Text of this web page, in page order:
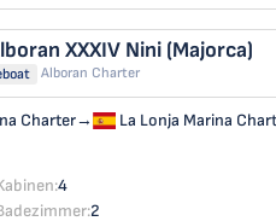
XXXIV Nini (Majorca)
Alboran Charter
Charter→ La Lonja Marina
4
2